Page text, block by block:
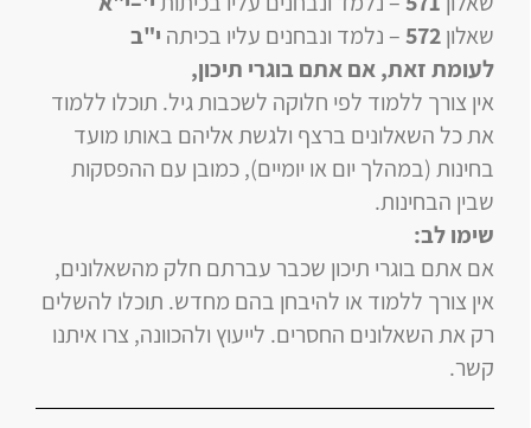
שאלון572
–נלמד ונבחנים עליו בכיתה י"ב
לעומת זאת, אם אתם בוגרי תיכון,
אין צורך ללמוד לפי חלוקה לשכבות גיל. תוכלו ללמוד
את כל השאלונים ברצף ולגשת אליהם באותו מועד
בחינות (במהלך יום או יומיים), כמובן עם ההפסקות
שבין הבחינות.
שימו לב:
אם אתם בוגרי תיכון שכבר עברתם חלק מהשאלונים,
אין צורך ללמוד או להיבחן בהם מחדש. תוכלו להשלים
רק את השאלונים החסרים. לייעוץ ולהכוונה, צרו איתנו
קשר.